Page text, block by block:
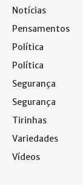
Notícias
Pensamentos
Política
Política
Segurança
Segurança
Tirinhas
Variedades
Vídeos